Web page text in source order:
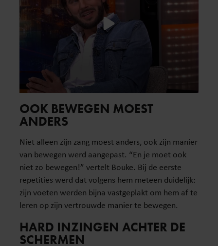
OOK BEWEGEN MOEST
ANDERS
Niet alleen zijn zang moest anders, ook zijn manier
van bewegen werd aangepast. “En je moet ook
niet zo bewegen!” vertelt Bouke. Bij de eerste
repetities werd dat volgens hem meteen duidelijk:
zijn voeten werden bijna vastgeplakt om hem af te
leren op zijn vertrouwde manier te bewegen.
HARD INZINGEN ACHTER DE
SCHERMEN